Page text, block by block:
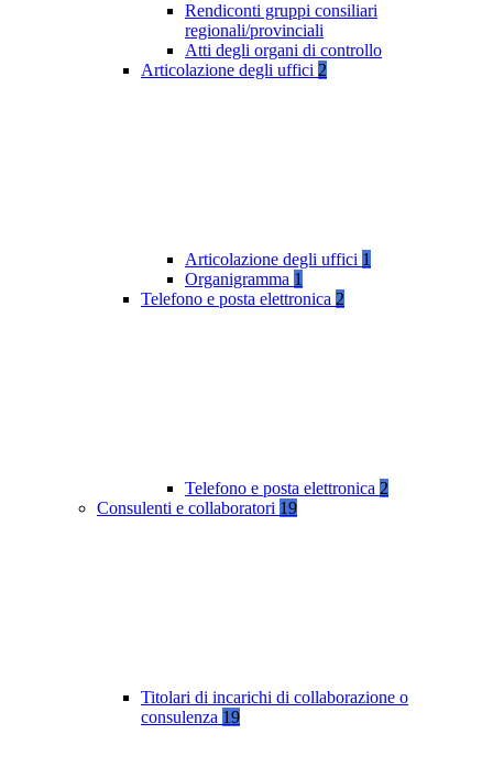
Rendiconti gruppi consiliari
regionali/provinciali
Atti degli organi di controllo
Articolazione degli uffici 2
Articolazione degli uffici 1
Organigramma 1
Telefono e posta elettronica 2
Telefono e posta elettronica 2
Consulenti e collaboratori 19
Titolari di incarichi di collaborazione o
consulenza 19